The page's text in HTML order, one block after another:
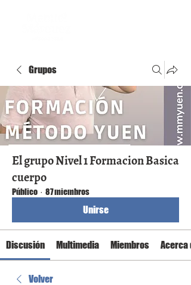
Grupos
El grupo Nivel 1 Formacion Basica
cuerpo
Público · 87 miembros
Unirse
Discusión Multimedia Miembros Acerca
Volver